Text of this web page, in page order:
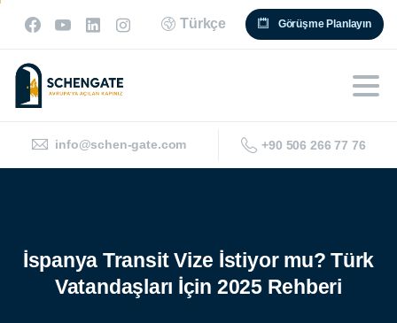
Türkçe Görüşme Planlayın
info@schen-gate.com +90 506 266 77 76
İspanya Transit Vize İstiyor mu? Türk
Vatandaşları İçin 2025 Rehberi